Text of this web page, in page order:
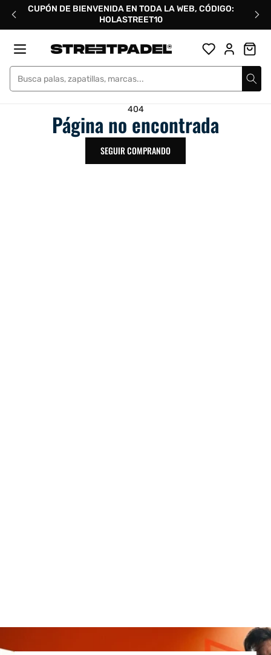
directamente
CUPÓN DE BIENVENIDA EN TODA LA WEB, CÓDIGO:
HOLASTREET10
Street Padel
404
Página no encontrada
SEGUIR COMPRANDO